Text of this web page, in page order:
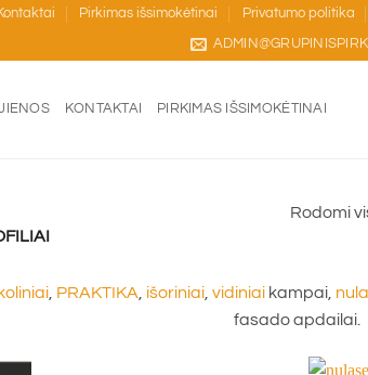
Pirkimas išsimokėtinai Privatumo politika
KONTAKTAI PIRKIMAS IŠSIMOKĖTINAI
Rodomi
PRAKTIKA išoriniai ,vidiniai kampai,
fasado apdailai.